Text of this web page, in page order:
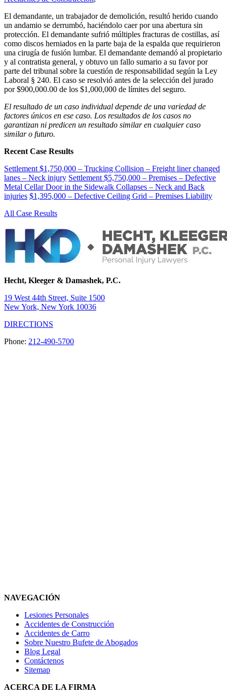
El demandante, un trabajador de demolición, resultó herido cuando
un andamio se derrumbó, haciéndolo caer por una abertura sin
protección. El demandante sufrió múltiples fracturas de costillas, así
como discos herniados en la parte baja de la espalda que requirieron
una cirugía de fusión lumbar. El demandante demandó al propietario
y al contratista general, y obtuvo un fallo sumario a su favor por
parte del tribunal sobre la cuestión de responsabilidad según la Ley
Laboral § 240. El caso se resolvió antes de la selección del jurado
por $900,000.00 de los $1,000,000 de límites del seguro.
El resultado de un caso individual depende de una variedad de
factores únicos en ese caso. Los resultados de los casos no
garantizan ni predicen un resultado similar en cualquier caso
similar o futuro.
Recent Case Results
Settlement $1,750,000 – Trucking Collision – Freight liner changed
lanes – Neck injury Settlement $5,750,000 – Premises – Defective
Metal Cellar Door in the Sidewalk Collapses – Neck and Back
injuries $1,395,000 – Defective Ceiling Grid – Premises Liability
All Case Results
Hecht, Kleeger & Damashek, P.C.
19 West 44th Street, Suite 1500
New York, New York 10036
DIRECTIONS
Phone: 212-490-5700
NAVEGACIÓN
Lesiones Personales
Accidentes de Construcción
Accidentes de Carro
Sobre Nuestro Bufete de Abogados
Blog Legal
Contáctenos
Sitemap
ACERCA DE LA FIRMA